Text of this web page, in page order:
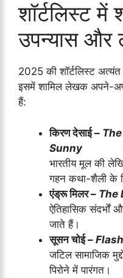
शॉर्टलिस्ट में
उपन्यास
2025 की शॉर्टलिस्ट अत्यंत
इसमें शामिल लेखक अपने-
हैं:
किरण देसाई –
Sunny
भारतीय मूल की
गहन कथा-शैली के
एंड्रू मिलर – The
ऐतिहासिक संदर्भों
जाते हैं।
सूसन चोई –
जटिल सामाजिक
पिरोने में पारंगत।